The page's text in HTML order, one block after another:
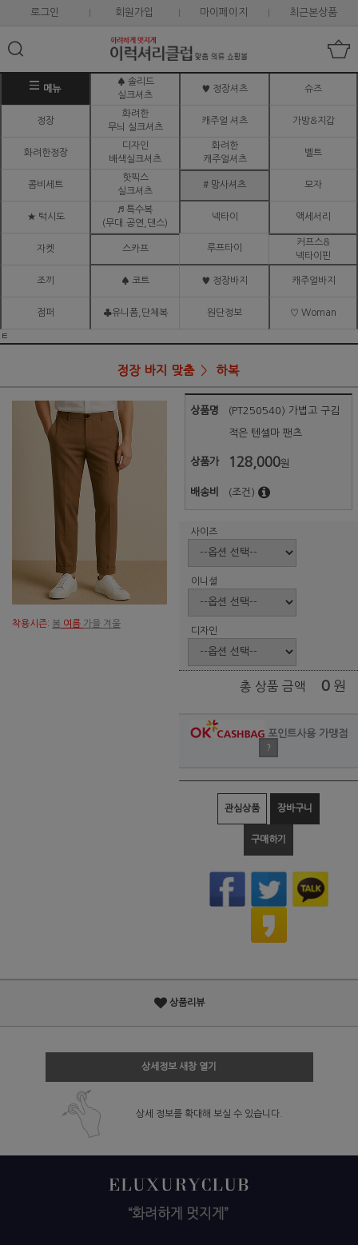
로그인 회원가입 마이페이지 최근본상품
메뉴
♠ 솔리드
실크셔츠
♥ 정장셔츠 슈즈
정장
화려한
무늬 실크셔츠
캐주얼 셔츠 가방&지갑
화려한정장
디자인
배색실크셔츠
화려한
캐주얼셔츠
벨트
콤비세트
핫픽스
실크셔츠
# 망사셔츠 모자
★ 턱시도
♬ 특수복
(무대.공연,댄스)
넥타이 액세서리
자켓 스카프 루프타이
커프스&
넥타이핀
조끼 ♠ 코트 ♥ 정장바지 캐주얼바지
점퍼 ♣유니폼,단체복 원단정보 ♡ Woman
ㅌ
정장 바지 맞춤 하복
착용시즌: 봄 여름 가을 겨울
상품명 (PT250540) 가볍고 구김
적은 텐셀마 팬츠
상품가 128,000원
배송비 (조건)
사이즈
이니셜
디자인
총 상품 금액 0 원
포인트사용 가맹점
?
관심상품 장바구니
구매하기
상품리뷰
상세정보 새창 열기
상세 정보를 확대해 보실 수 있습니다.